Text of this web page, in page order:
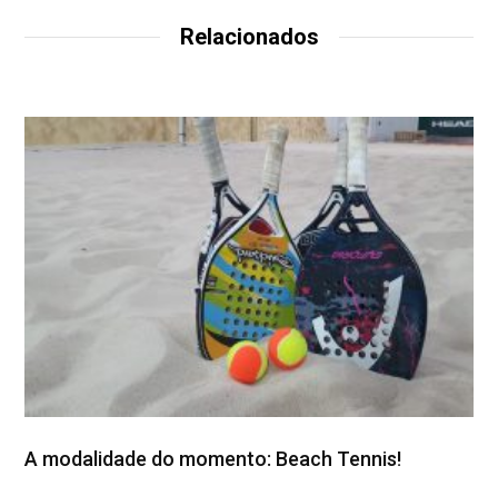
Relacionados
A modalidade do momento: Beach Tennis!